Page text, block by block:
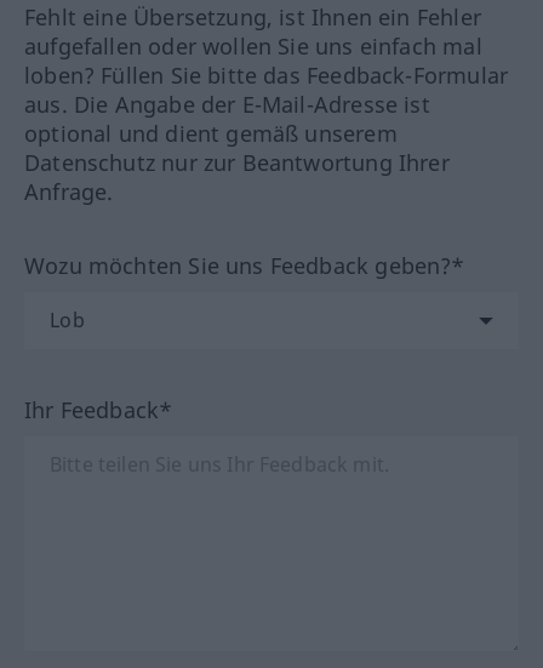
Fehlt eine Übersetzung, ist Ihnen ein Fehler
aufgefallen oder wollen Sie uns einfach mal
loben? Füllen Sie bitte das Feedback-Formular
aus. Die Angabe der E-Mail-Adresse ist
optional und dient gemäß unserem
Datenschutz nur zur Beantwortung Ihrer
Anfrage.
Wozu möchten Sie uns Feedback geben?*
Ihr Feedback*